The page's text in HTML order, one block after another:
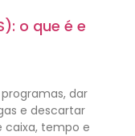
o que é e
dar
e descartar
caixa, tempo e